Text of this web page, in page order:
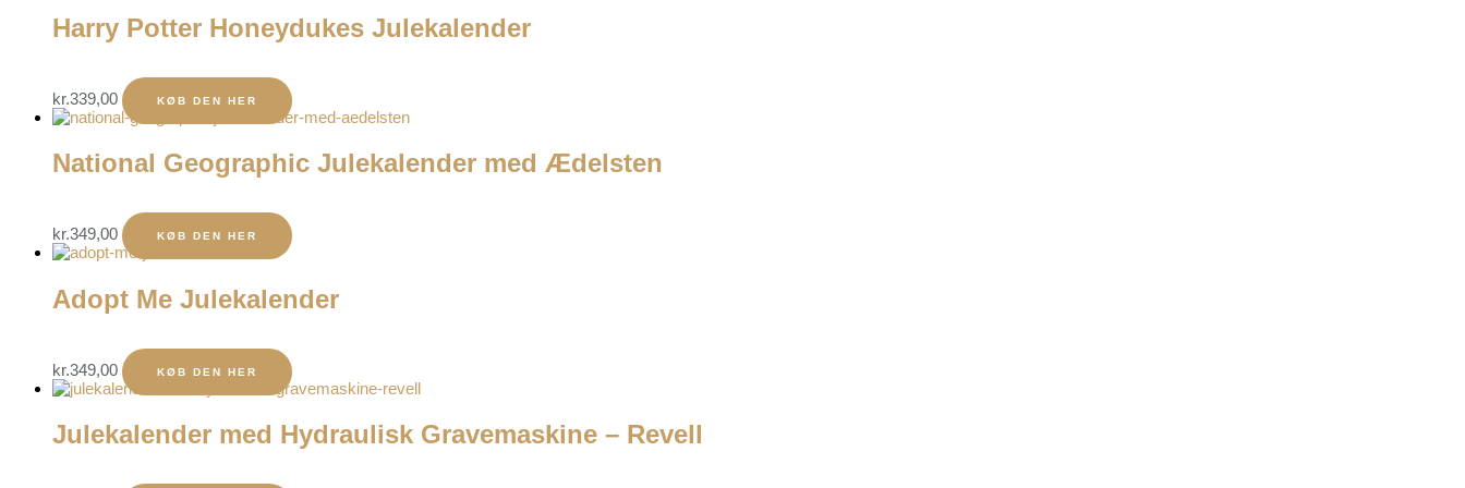
Harry Potter Honeydukes Julekalender
kr.339,00 KØB DEN HER
National Geographic Julekalender med Ædelsten
kr.349,00 KØB DEN HER
Adopt Me Julekalender
kr.349,00 KØB DEN HER
Julekalender med Hydraulisk Gravemaskine – Revell